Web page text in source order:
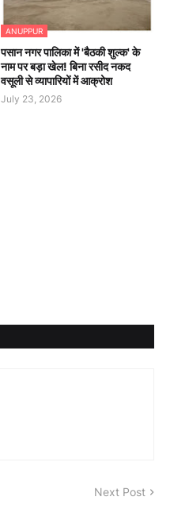
ANUPPUR
पसान नगर पालिका में 'बैठकी शुल्क' के
नाम पर बड़ा खेल! बिना रसीद नकद
वसूली से व्यापारियों में आक्रोश
July 23, 2026
Next Post